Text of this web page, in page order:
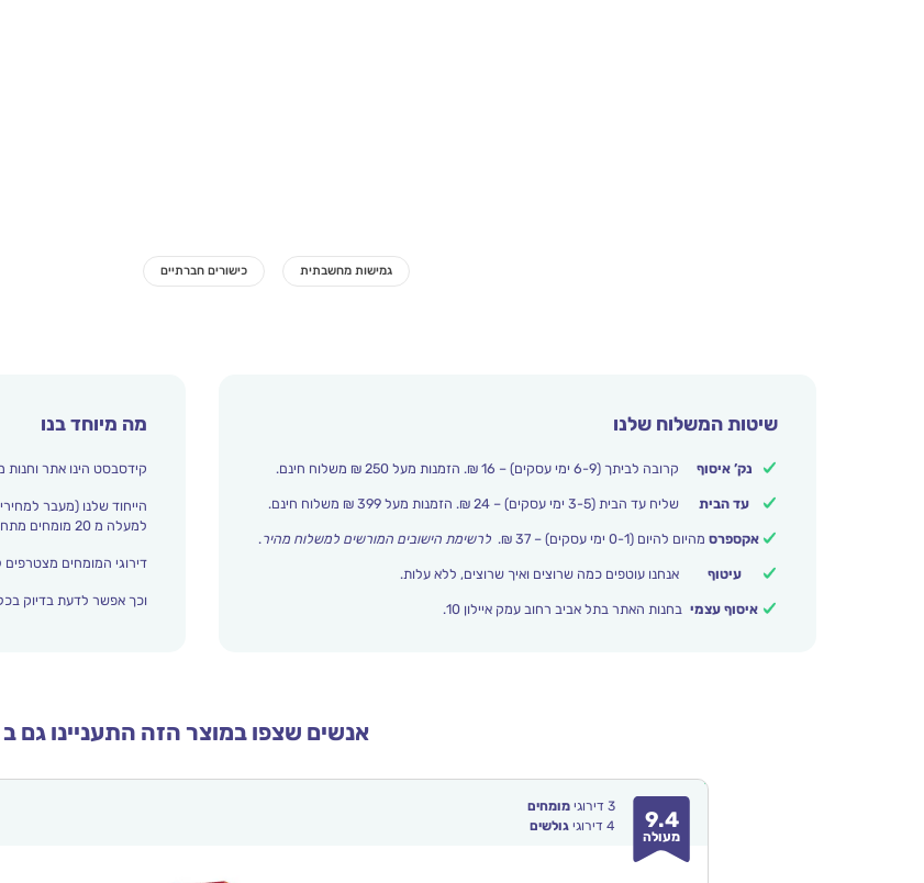
שיטות המשלוח שלנו
נק’ איסוף קרובה לביתך (6-9 ימי עסקים) – 16 ₪. הזמנות מעל 250 ₪ משלוח חינם.
עד הבית שליח עד הבית (3-5 ימי עסקים) – 24 ₪. הזמנות מעל 399 ₪ משלוח חינם.
אקספרס מהיום להיום (0-1 ימי עסקים) – 37 ₪. לרשימת הישובים המורשים למשלוח מהיר.
עיטוף אנחנו עוטפים כמה שרוצים ואיך שרוצים, ללא עלות.
איסוף עצמי בחנות האתר בתל אביב רחוב עמק איילון 10.
מה מיוחד בנו
קידסבסט הינו אתר וחנות
הייחוד שלנו (מעבר
למעלה מ 20 מומחים מתחומי החינוך והתפתחות הילד מדרגים אצלנו כל הזמן את עולם הילדים.
דירוגי המומחים מצטרפים
וכך אפשר לדעת בדיוק
אנשים שצפו במוצר הזה התעניינו גם ב
9.4
מעולה
3 דירוגימומחים
4 דירוגיגולשים